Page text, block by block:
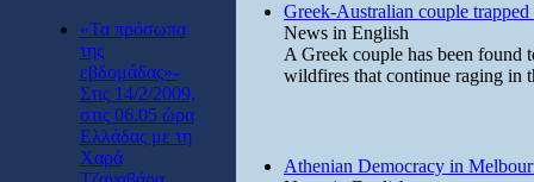
«Τα πρόσωπα
της
εβδομάδας»-
Στις 14/2/2009,
στις 06.05 ώρα
Ελλάδας με τη
Χαρά
Greek-Australian couple
News in English
A Greek couple has been found
wildfires that continue raging in
Athenian Democracy in